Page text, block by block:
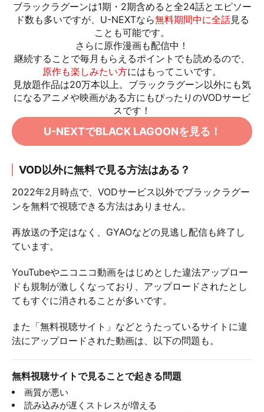
ブラックラグーンは1期・2期含めると全24話とエピソー
ド数も多いですが、U-NEXTなら無料期間中に全話見る
ことも可能です。
さらに原作漫画も配信中！
継続することで毎月もらえるポイントでも読めるので、
原作も楽しみたい方にはもってこいです。
見放題作品は20万本以上。 ブラックラグーン以外にも気
になるアニメや映画がある方にもぴったりのVODサービ
スです！
U-NEXTでBLACK LAGOONを見る！
VOD以外に無料で見る方法はある？
2022年2月時点で、VODサービス以外でブラックラグー
ンを無料で視聴できる方法はありません。
再放送の予定はなく、GYAOなどの見逃し配信も終了し
ています。
YouTubeやニコニコ動画をはじめとした違法アップロー
ドも規制が激しくなっており、アップロードされたとし
てもすぐに消されることが多いです。
また「無料視聴サイト」などとうたっているサイトに違
法にアップロードされた動画は、以下の問題も。
無料視聴サイトで見ることで起きる問題
画質が悪い
読み込みが遅くストレスが増える